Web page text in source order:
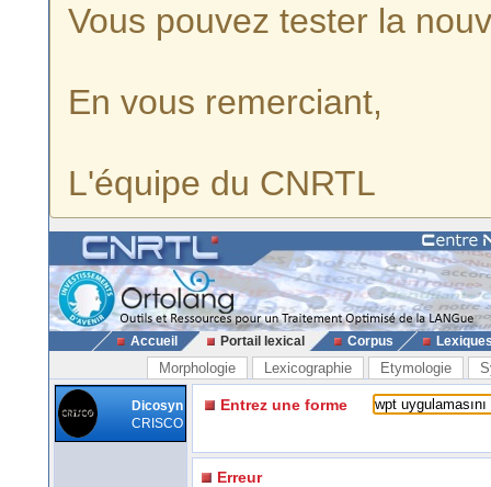
Vous pouvez tester la
En vous remerciant,
L'équipe du CNRTL
Accueil Portail lexical Corpus
Morphologie Lexicographie Etymologie
Dicosyn
CRISCO
Entrez une forme
Erreur